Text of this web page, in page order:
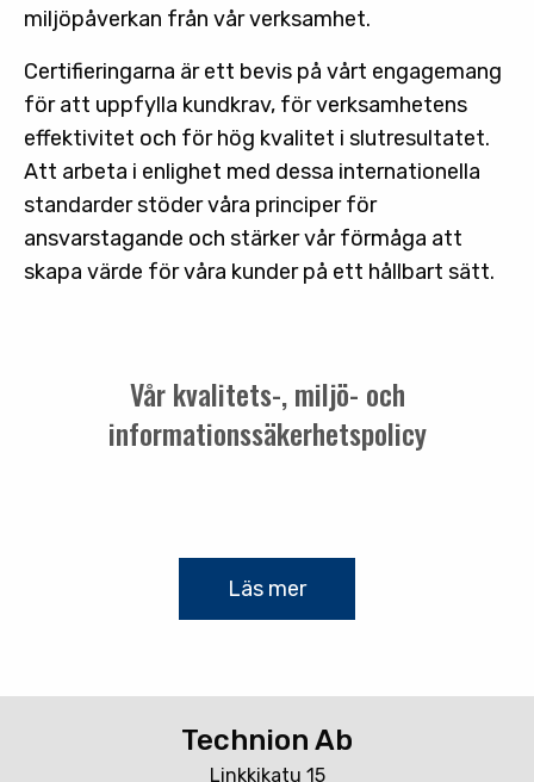
miljöpåverkan från vår verksamhet.
Certifieringarna är ett bevis på vårt engagemang
för att uppfylla kundkrav, för verksamhetens
effektivitet och för hög kvalitet i slutresultatet.
Att arbeta i enlighet med dessa internationella
standarder stöder våra principer för
ansvarstagande och stärker vår förmåga att
skapa värde för våra kunder på ett hållbart sätt.
Vår kvalitets-, miljö- och
informationssäkerhetspolicy
Läs mer
Technion Ab
Linkkikatu 15